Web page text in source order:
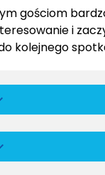
gościom
i
kolejnego